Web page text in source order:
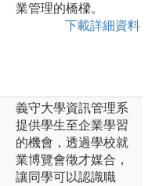
業管理的橋樑。
下載詳細資料
義守大學資訊管理系
提供學生至企業學習
的機會，透過學校就
業博覽會徵才媒合，
讓同學可以認識職